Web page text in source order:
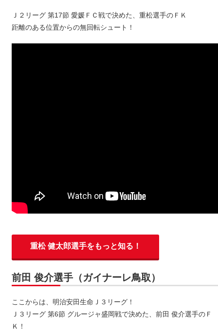
Ｊ２リーグ 第17節 愛媛ＦＣ戦で決めた、重松選手のＦＫ
距離のある位置からの無回転シュート！
重松 健太郎選手をもっと知る！
前田 俊介選手（ガイナーレ鳥取）
ここからは、明治安田生命Ｊ３リーグ！
Ｊ３リーグ 第6節 グルージャ盛岡戦で決めた、前田 俊介選手のＦ
Ｋ！